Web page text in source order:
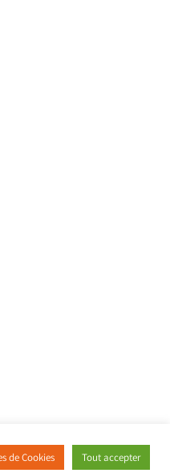
de Cookies Tout accepter